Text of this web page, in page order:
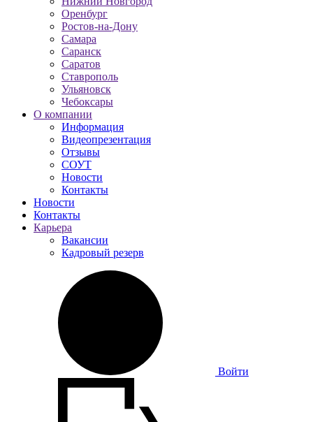
Оренбург
Ростов-на-Дону
Самара
Саранск
Саратов
Ставрополь
Ульяновск
Чебоксары
О компании
Информация
Видеопрезентация
Отзывы
СОУТ
Новости
Контакты
Новости
Контакты
Карьера
Вакансии
Кадровый резерв
Войти